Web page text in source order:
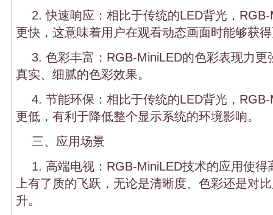
2. 快速响应：相比于传统的LED背光，
更快，这意味着用户在观看动态画面时能够获
3. 色彩丰富：RGB-MiniLED的色彩表现力更
真实、细腻的色彩效果。
4. 节能环保：相比于传统的LED背光，
更低，有利于降低整个显示系统的环境影响。
三、应用场景
1. 高端电视：RGB-MiniLED技术的应用使得
上有了质的飞跃，无论是清晰度、色彩还是对
升。